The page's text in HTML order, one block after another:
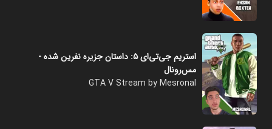
استریم جی‌تی‌ای ۵: داستان جزیره نفرین شده -
مس‌رونال
GTA V Stream by Mesronal